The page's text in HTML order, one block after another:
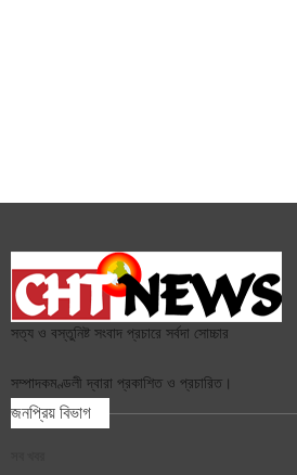
সত্য ও বস্তুনিষ্ট সংবাদ প্রচারে সর্বদা সোচ্চার
সম্পাদকমণ্ডলী দ্বারা প্রকাশিত ও প্রচারিত।
জনপ্রিয় বিভাগ